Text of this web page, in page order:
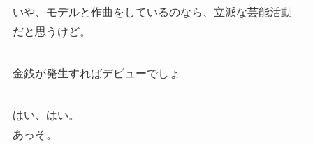
いや、モデルと作曲をしているのなら、立派な芸能活動
だと思うけど。
金銭が発生すればデビューでしょ
はい、はい。
あっそ。